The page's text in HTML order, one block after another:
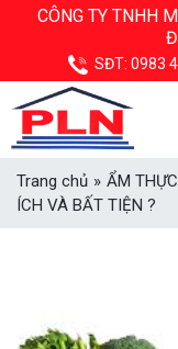
CÔNG TY TNHH
SĐT: 0983
Trang chủ » ẨM THỰC
ÍCH VÀ BẤT TIỆN ?